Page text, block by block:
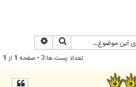
جستجو
تعداد پست ها:3 • صفحه 1 از 1